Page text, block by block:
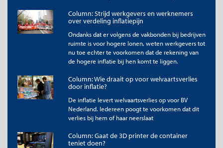
Column: Strijd werkgevers en werknemers
over verdeling inflatiepijn
Ondanks dat er volgens de vakbonden bij bedrijven
ruimte is voor hogere lonen, weten werkgevers tot
nu toe echter te voorkomen dat de rekening van
de hogere inflatie bij hen komt te liggen.
Column: Wie draait op voor welvaartsverlies
door inflatie?
De inflatie levert welvaartsverlies op voor BV
Nederland. Iedereen poogt te voorkomen dat dit
verlies bij hem of haar neerslaat
Column: Gaat de 3D printer de container
teniet doen?